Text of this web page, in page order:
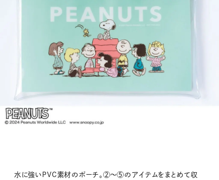
水に強いPVC素材のポーチ。②～⑤のアイテムをまとめて収